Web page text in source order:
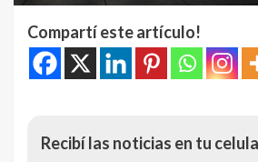
Compartí este artículo!
Recibí las noticias en tu